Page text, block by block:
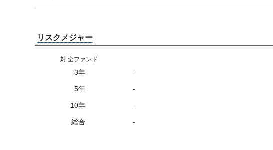
リスクメジャー
対 全ファンド
3年 -
5年 -
10年 -
総合 -